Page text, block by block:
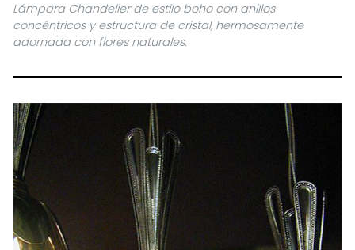
Lámpara Chandelier de estilo boho con anillos
concéntricos y estructura de cristal, hermosamente
adornada con flores naturales.